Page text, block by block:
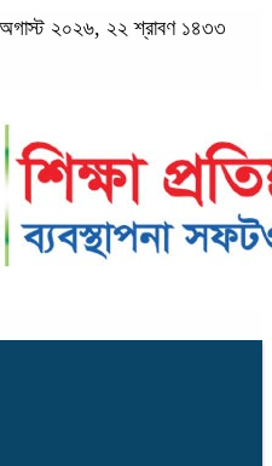
অগাস্ট ২০২৬, ২২ শ্রাবণ ১৪৩৩